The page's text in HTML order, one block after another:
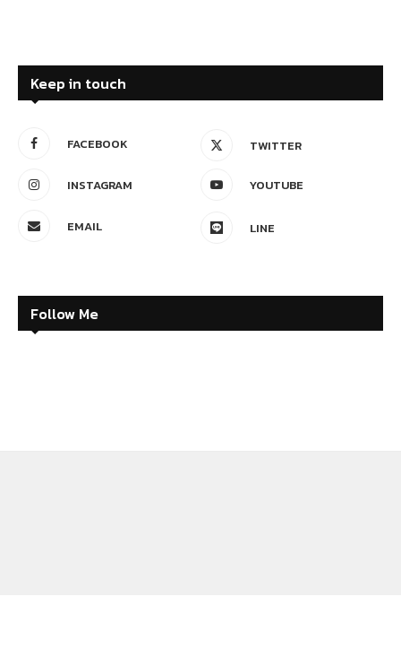
Keep in touch
FACEBOOK TWITTER
INSTAGRAM YOUTUBE
EMAIL LINE
Follow Me